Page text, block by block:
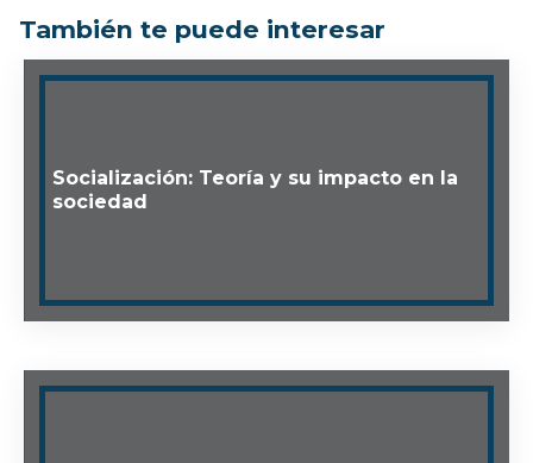
También te puede interesar
Socialización: Teoría y su impacto en la
sociedad